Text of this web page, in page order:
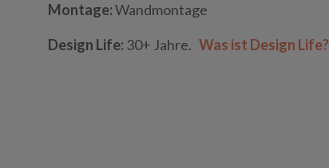
Montage:Wandmontage
Design Life: 30+ Jahre. Was ist Design Life?